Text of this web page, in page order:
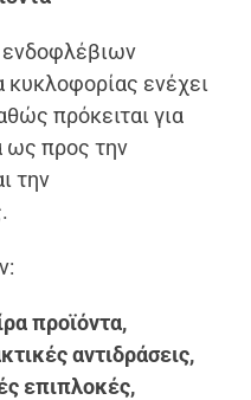
ενδοφλέβιων
ενέχει
πρόκειται για
ως προς την
την
προϊόντα,
αντιδράσεις,
επιπλοκές,